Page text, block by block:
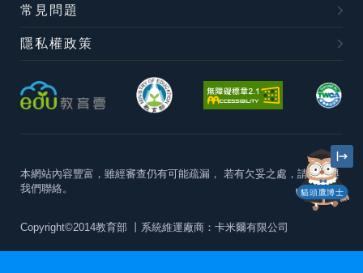
貓頭鷹博士
常見問題
隱私權政策
本網站內容豐富，雖經審查仍有可能疏漏， 若有欠妥之處，請隨時與
我們聯絡。
Copyright©2014教育部 丨系統維運廠商：卡米爾有限公司